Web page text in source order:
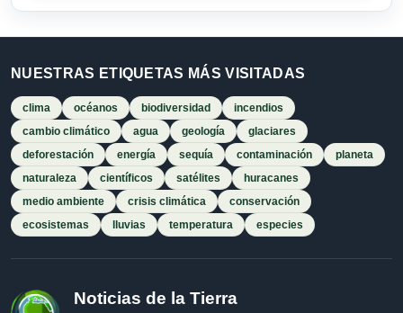
NUESTRAS ETIQUETAS MÁS VISITADAS
clima océanos biodiversidad
incendios
cambio climático
agua geología
glaciares
deforestación
energía sequía contaminación
planeta
naturaleza
científicos satélites
huracanes
medio ambiente
crisis climática
conservación
ecosistemas
lluvias temperatura especies
Noticias de la Tierra